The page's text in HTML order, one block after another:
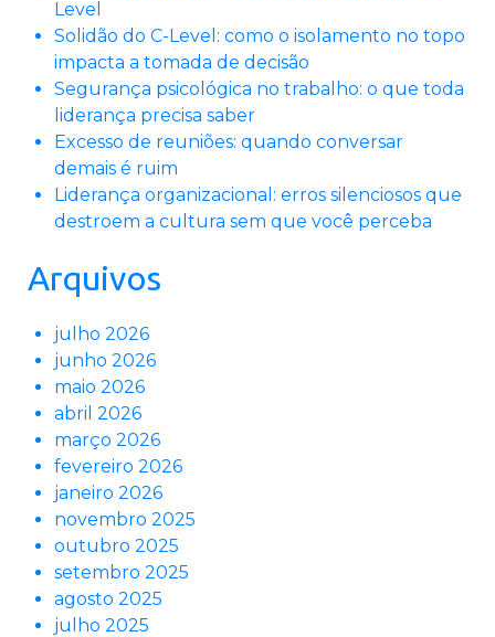
Level
Solidão do C-Level: como o isolamento no topo
impacta a tomada de decisão
Segurança psicológica no trabalho: o que toda
liderança precisa saber
Excesso de reuniões: quando conversar
demais é ruim
Liderança organizacional: erros silenciosos que
destroem a cultura sem que você perceba
Arquivos
julho 2026
junho 2026
maio 2026
abril 2026
março 2026
fevereiro 2026
janeiro 2026
novembro 2025
outubro 2025
setembro 2025
agosto 2025
julho 2025